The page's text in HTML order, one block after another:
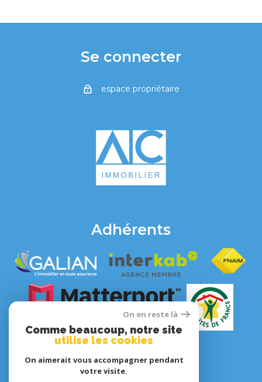
Se connecter
espace propriétaire
Adhérents
On en reste là
Comme beaucoup, notre site
utilise les cookies
On aimerait vous accompagner pendant
votre visite.